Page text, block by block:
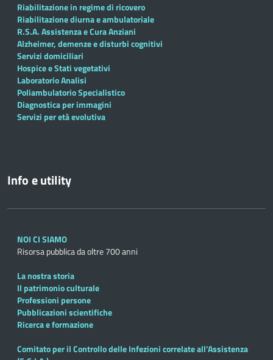
Riabilitazione in regime di ricovero
Riabilitazione diurna e ambulatoriale
R.S.A. Assistenza e Cura Anziani
Alzheimer, demenze e disturbi cognitivi
Servizi domiciliari
Hospice e Stati vegetativi
Laboratorio Analisi
Poliambulatorio Specialistico
Diagnostica per immagini
Servizi per età evolutiva
Info e utility
NOI CI SIAMO
Risorsa pubblica da oltre 700 anni
La nostra storia
Il patrimonio culturale
Professioni persone
Pubblicazioni scientifiche
Ricerca e formazione
Comitato per il Controllo delle Infezioni correlate all’Assistenza